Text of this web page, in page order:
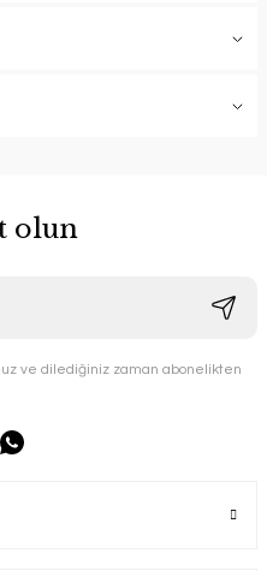
olun
ve dilediğiniz zaman abonelikten